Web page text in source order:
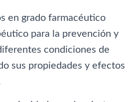
en grado farmacéutico
para la prevención y
condiciones de
sus propiedades y efectos